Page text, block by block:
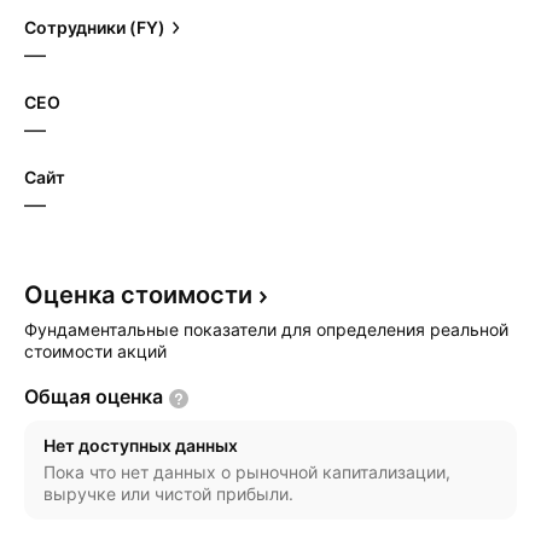
Сотрудники (FY)
—
CEO
—
Сайт
—
Оценка стоимости
Фундаментальные показатели для определения реальной
стоимости акций
Общая оценка
Нет доступных данных
Пока что нет данных о рыночной капитализации,
выручке или чистой прибыли.